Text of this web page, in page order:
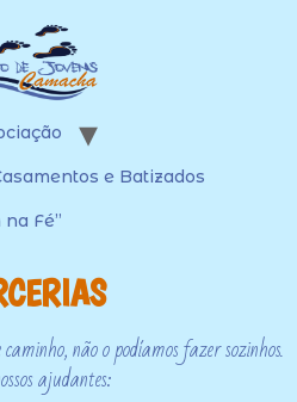
e Batizados
na Fé”
não o podíamos fazer sozinhos.
ajudantes: